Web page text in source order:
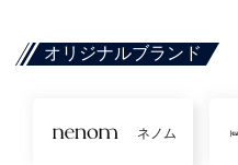
オリジナルブランド
ネノム